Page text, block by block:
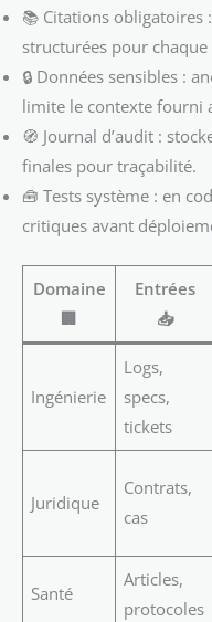
📚 Citations obligatoires
structurées pour
🔒 Données sensibles :
limite le contexte fourni
🧭 Journal d’audit :
finales pour traçabilité.
🧰 Tests système : en
critiques avant
Domaine
🏢
Entrées
📥
Ingénierie
Logs,
specs,
tickets
Juridique
Contrats,
cas
Santé
Articles,
protocoles